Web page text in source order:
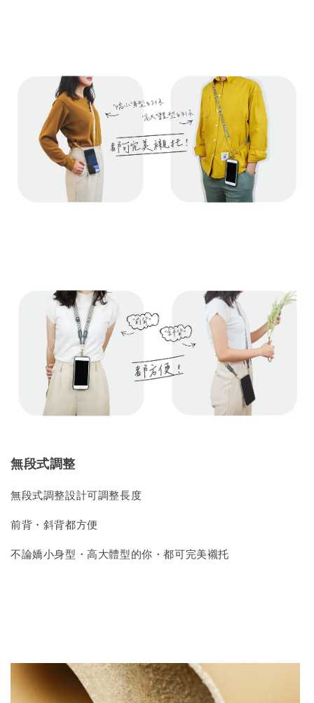
無段式調整
無段式調整設計可調整長度
前背・斜背都方便
不論嬌小身型・高大體型的你・都可完美襯托